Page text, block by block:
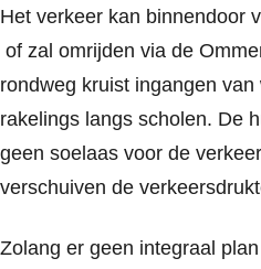
Het verkeer kan binnendoor
of zal omrijden via de
rondweg kruist ingangen
rakelings langs scholen. De
geen soelaas voor de
verschuiven de
Zolang er geen integraal